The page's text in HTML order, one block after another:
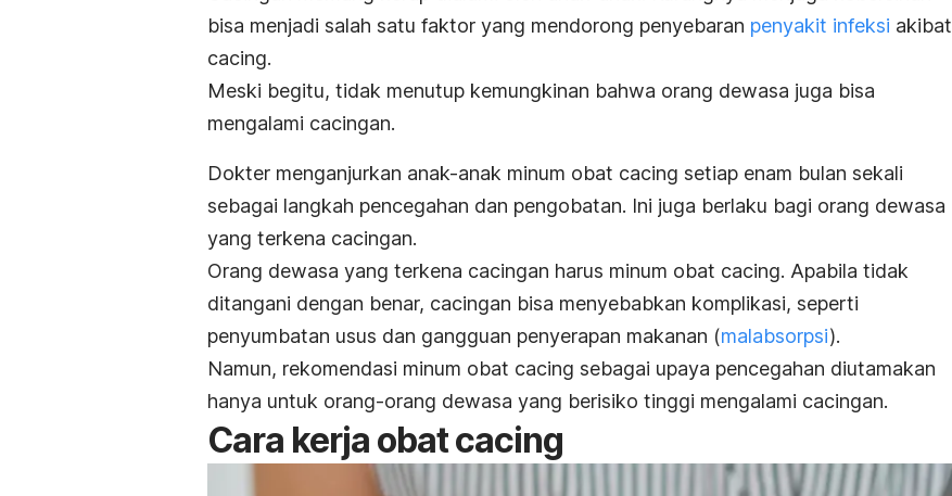
bisa menjadi salah satu faktor yang mendorong penyebaran penyakit infeksi akibat
cacing.
Meski begitu, tidak menutup kemungkinan bahwa orang dewasa juga bisa
mengalami cacingan.
Dokter menganjurkan anak-anak minum obat cacing setiap enam bulan sekali
sebagai langkah pencegahan dan pengobatan. Ini juga berlaku bagi orang dewasa
yang terkena cacingan.
Orang dewasa yang terkena cacingan harus minum obat cacing. Apabila tidak
ditangani dengan benar, cacingan bisa menyebabkan komplikasi, seperti
penyumbatan usus dan gangguan penyerapan makanan (malabsorpsi).
Namun, rekomendasi minum obat cacing sebagai upaya pencegahan diutamakan
hanya untuk orang-orang dewasa yang berisiko tinggi mengalami cacingan.
Cara kerja obat cacing